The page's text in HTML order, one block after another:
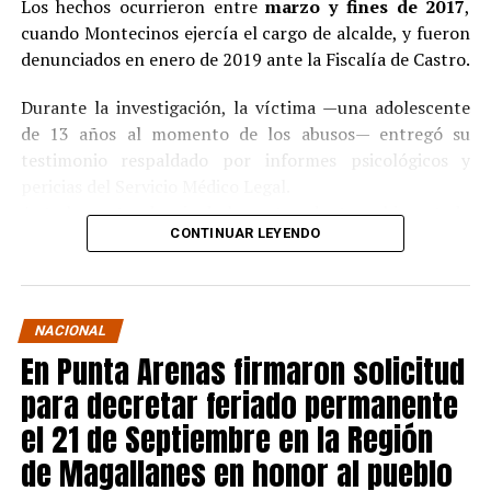
Los hechos ocurrieron entremarzo y fines de 2017,
cuando Montecinos ejercía el cargo de alcalde, y fueron
denunciados en enero de 2019 ante la Fiscalía de Castro.
Durante la investigación, la víctima —una adolescente
de 13 años al momento de los abusos— entregó su
testimonio respaldado por informes psicológicos y
Ante la contundencia de los antecedentes, el imputado
aceptó los cargosen un procedimiento abreviado,
La condena y el cumplimiento en libertad
ElJuzgado de Garantía de Castrodictó sentencia en
noviembre de 2021, condenando a Pedro Montecinos a
tres años y un día de presidio menor en su grado
máximo, más las accesorias legales de inhabilitación
para cargos públicos y prohibición de acercarse a la
CONTINUAR LEYENDO
NACIONAL
En Punta Arenas firmaron solicitud
para decretar feriado permanente
el 21 de Septiembre en la Región
de Magallanes en honor al pueblo